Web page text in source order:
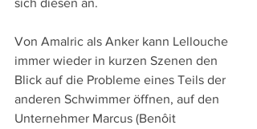
Von Amalric als Anker kann Lellouche
immer wieder in kurzen Szenen den
Blick auf die Probleme eines Teils der
anderen Schwimmer öffnen, auf den
Unternehmer Marcus (Benôit